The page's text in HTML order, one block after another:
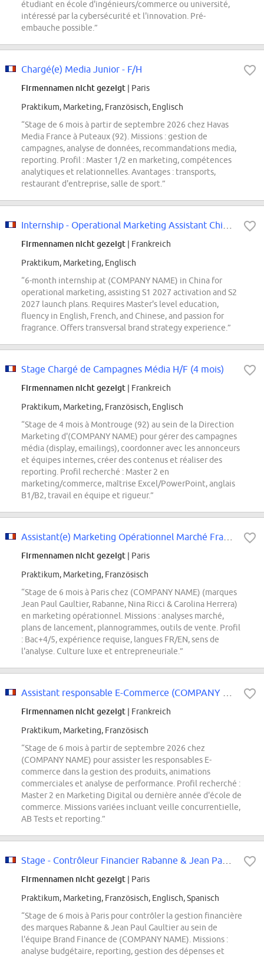
étudiant en école d'ingénieurs/commerce ou université,
intéressé par la cybersécurité et l'innovation. Pré-
embauche possible.”
Chargé(e) Media Junior - F/H
Firmennamen nicht gezeigt | Paris
Praktikum, Marketing, Französisch, Englisch
“Stage de 6 mois à partir de septembre 2026 chez Havas
Media France à Puteaux (92). Missions : gestion de
campagnes, analyse de données, recommandations media,
reporting. Profil : Master 1/2 en marketing, compétences
analytiques et relationnelles. Avantages : transports,
restaurant d'entreprise, salle de sport.”
Firmennamen nicht gezeigt | Frankreich
Praktikum, Marketing, Englisch
“6-month internship at (COMPANY NAME) in China for
operational marketing, assisting S1 2027 activation and S2
2027 launch plans. Requires Master's level education,
fluency in English, French, and Chinese, and passion for
fragrance. Offers transversal brand strategy experience.”
Stage Chargé de Campagnes Média H/F (4 mois)
Firmennamen nicht gezeigt | Frankreich
Praktikum, Marketing, Französisch, Englisch
“Stage de 4 mois à Montrouge (92) au sein de la Direction
Marketing d'(COMPANY NAME) pour gérer des campagnes
média (display, emailings), coordonner avec les annonceurs
et équipes internes, créer des contenus et réaliser des
reporting. Profil recherché : Master 2 en
marketing/commerce, maîtrise Excel/PowerPoint, anglais
B1/B2, travail en équipe et rigueur.”
Firmennamen nicht gezeigt | Paris
Praktikum, Marketing, Französisch
“Stage de 6 mois à Paris chez (COMPANY NAME) (marques
Jean Paul Gaultier, Rabanne, Nina Ricci & Carolina Herrera)
en marketing opérationnel. Missions : analyses marché,
plans de lancement, plannogrammes, outils de vente. Profil
: Bac+4/5, expérience requise, langues FR/EN, sens de
l'analyse. Culture luxe et entrepreneuriale.”
Firmennamen nicht gezeigt | Frankreich
Praktikum, Marketing, Französisch
“Stage de 6 mois à partir de septembre 2026 chez
(COMPANY NAME) pour assister les responsables E-
commerce dans la gestion des produits, animations
commerciales et analyse de performance. Profil recherché :
Master 2 en Marketing Digital ou dernière année d'école de
commerce. Missions variées incluant veille concurrentielle,
AB Tests et reporting.”
Firmennamen nicht gezeigt | Paris
Praktikum, Marketing, Französisch, Englisch, Spanisch
“Stage de 6 mois à Paris pour contrôler la gestion financière
des marques Rabanne & Jean Paul Gaultier au sein de
l'équipe Brand Finance de (COMPANY NAME). Missions :
analyse budgétaire, reporting, gestion des dépenses et